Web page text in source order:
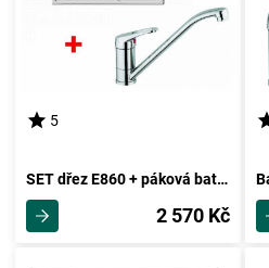
5
SET dřez E860 + páková baterie ROYCE-CHROM
2 570 Kč